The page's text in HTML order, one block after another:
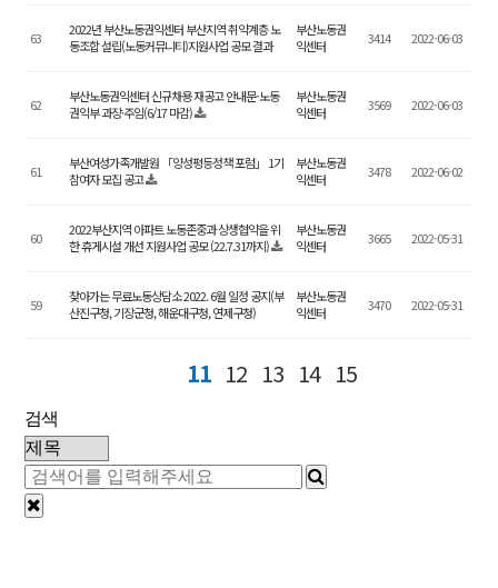
63
2022년 부산노동권익센터 부산지역 취약계층 노
동조합 설립(노동커뮤니티)지원사업 공모 결과
부산노동권
익센터
3414 2022-06-03
62
부산노동권익센터 신규채용 재공고 안내문-노동
권익부 과장·주임(6/17 마감)
부산노동권
익센터
3569 2022-06-03
61
부산여성가족개발원 「양성평등정책 포럼」 1기
참여자 모집 공고
부산노동권
익센터
3478 2022-06-02
60
2022부산지역 아파트 노동존중과 상생협약을 위
한 휴게시설 개선 지원사업 공모 (22.7.31까지)
부산노동권
익센터
3665 2022-05-31
59
찾아가는 무료노동상담소 2022. 6월 일정 공지(부
산진구청, 기장군청, 해운대구청, 연제구청)
부산노동권
익센터
3470 2022-05-31
11 12 13 14 15
검색